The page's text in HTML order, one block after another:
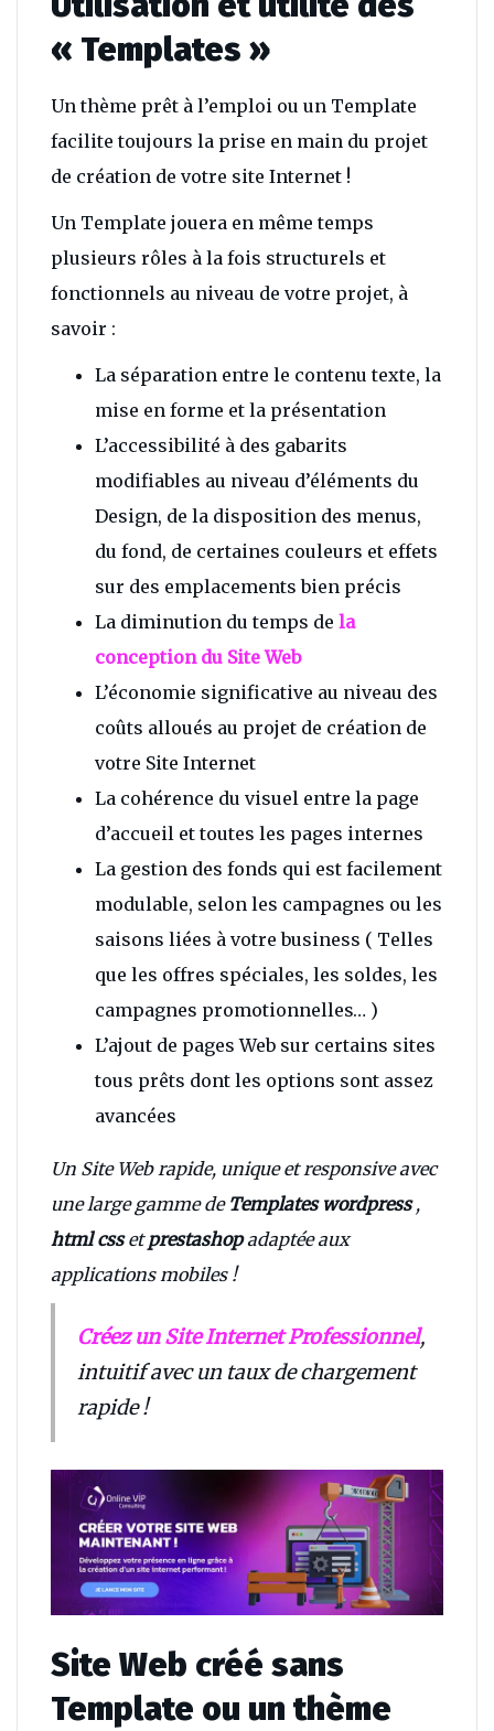
« Templates »
Un thème prêt à l’emploi ou un Template
facilite toujours la prise en main du projet
de création de votre site Internet !
Un Template jouera en même temps
plusieurs rôles à la fois structurels et
fonctionnels au niveau de votre projet, à
savoir :
La séparation entre le contenu texte, la
mise en forme et la présentation
L’accessibilité à des gabarits
modifiables au niveau d’éléments du
Design, de la disposition des menus,
du fond, de certaines couleurs et effets
sur des emplacements bien précis
La diminution du temps de la
conception du Site Web
L’économie significative au niveau des
coûts alloués au projet de création de
votre Site Internet
La cohérence du visuel entre la page
d’accueil et toutes les pages internes
La gestion des fonds qui est facilement
modulable, selon les campagnes ou les
saisons liées à votre business ( Telles
que les offres spéciales, les soldes, les
campagnes promotionnelles… )
L’ajout de pages Web sur certains sites
tous prêts dont les options sont assez
avancées
Un Site Web rapide, unique et responsive avec
une large gamme de Templates wordpress,
html cssetprestashopadaptée aux
applications mobiles !
Créez un Site Internet Professionnel,
intuitif avec un taux de chargement
rapide !
Site Web créé sans
Template ou un thème